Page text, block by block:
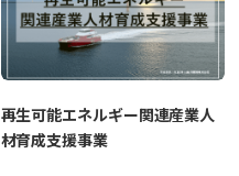
再生可能エネルギー関連産業人
材育成支援事業